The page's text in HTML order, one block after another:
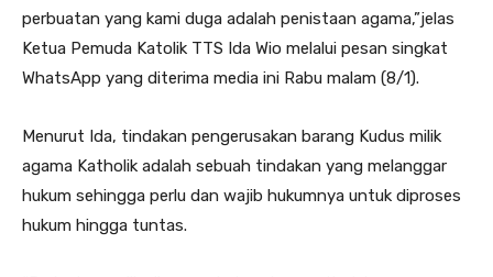
perbuatan yang kami duga adalah penistaan agama,”jelas
Ketua Pemuda Katolik TTS Ida Wio melalui pesan singkat
WhatsApp yang diterima media ini Rabu malam (8/1).
Menurut Ida, tindakan pengerusakan barang Kudus milik
agama Katholik adalah sebuah tindakan yang melanggar
hukum sehingga perlu dan wajib hukumnya untuk diproses
hukum hingga tuntas.